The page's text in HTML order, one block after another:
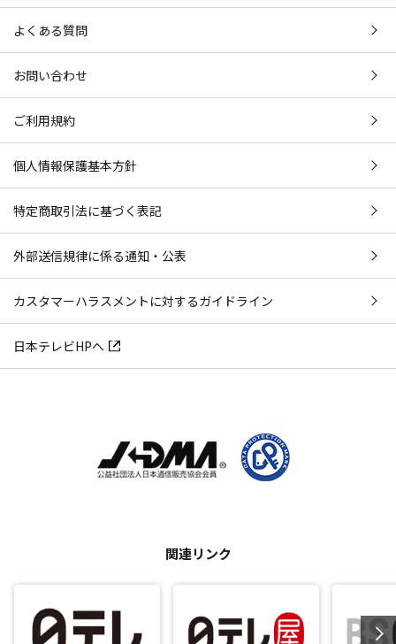
よくある質問
お問い合わせ
ご利用規約
個人情報保護基本方針
特定商取引法に基づく表記
外部送信規律に係る通知・公表
カスタマーハラスメントに対するガイドライン
日本テレビHPへ
関連リンク